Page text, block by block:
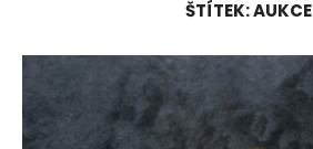
ŠTÍTEK:AUKCE